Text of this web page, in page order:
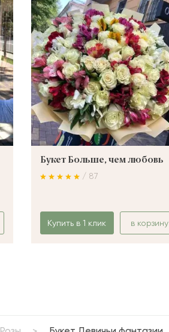
Букет Больше, чем любовь
/ 87
Купить в 1 клик в корзину